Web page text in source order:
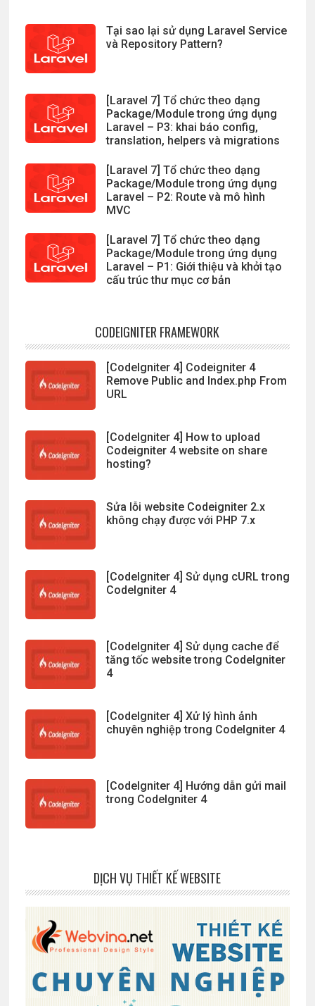
Tại sao lại sử dụng Laravel Service
và Repository Pattern?
[Laravel 7] Tổ chức theo dạng
Package/Module trong ứng dụng
Laravel – P3: khai báo config,
translation, helpers và migrations
[Laravel 7] Tổ chức theo dạng
Package/Module trong ứng dụng
Laravel – P2: Route và mô hình
MVC
[Laravel 7] Tổ chức theo dạng
Package/Module trong ứng dụng
Laravel – P1: Giới thiệu và khởi tạo
cấu trúc thư mục cơ bản
CODEIGNITER FRAMEWORK
[CodeIgniter 4] Codeigniter 4
Remove Public and Index.php From
URL
[CodeIgniter 4] How to upload
Codeigniter 4 website on share
hosting?
Sửa lỗi website Codeigniter 2.x
không chạy được với PHP 7.x
[CodeIgniter 4] Sử dụng cURL trong
CodeIgniter 4
[CodeIgniter 4] Sử dụng cache để
tăng tốc website trong CodeIgniter
4
[CodeIgniter 4] Xử lý hình ảnh
chuyên nghiệp trong CodeIgniter 4
[CodeIgniter 4] Hướng dẫn gửi mail
trong CodeIgniter 4
DỊCH VỤ THIẾT KẾ WEBSITE